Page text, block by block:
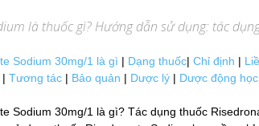
là thuốc gì? Hướng dẫn sử dụng: tác
Sodium 30mg/1 là gì | Dạng thuốc| Chỉ định |
| Tương tác | Bảo quản | Dược lý | Dược động học
Sodium 30mg/1 là gì? Tác dụng thuốc